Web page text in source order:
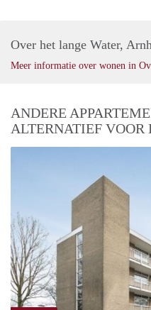
Over het lange Water,
Meer informatie over wonen in
ANDERE
ALTERNATIEF VOOR